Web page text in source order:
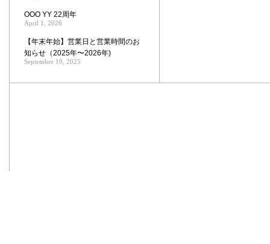
OOO YY 22周年
April 1, 2026
【年末年始】営業日と営業時間のお
知らせ（2025年〜2026年)
September 10, 2025